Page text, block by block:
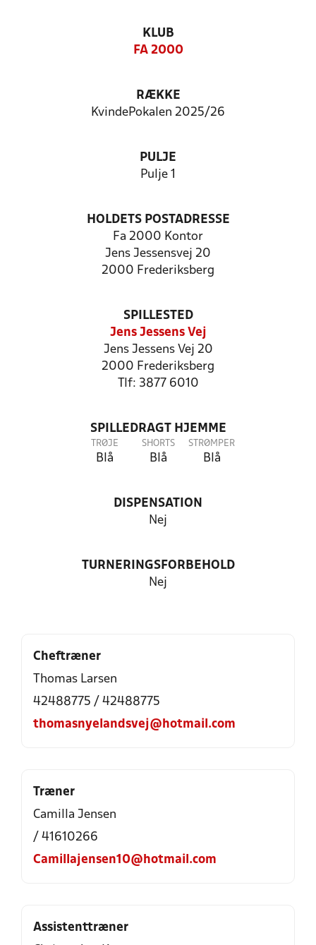
KLUB
FA 2000
RÆKKE
KvindePokalen 2025/26
PULJE
Pulje 1
HOLDETS POSTADRESSE
Fa 2000 Kontor
Jens Jessensvej 20
2000 Frederiksberg
SPILLESTED
Jens Jessens Vej
Jens Jessens Vej 20
2000 Frederiksberg
Tlf: 3877 6010
SPILLEDRAGT HJEMME
TRØJE
Blå
SHORTS
Blå
STRØMPER
Blå
DISPENSATION
Nej
TURNERINGSFORBEHOLD
Nej
Cheftræner
Thomas Larsen
42488775 / 42488775
thomasnyelandsvej@hotmail.com
Træner
Camilla Jensen
/ 41610266
Camillajensen10@hotmail.com
Assistenttræner